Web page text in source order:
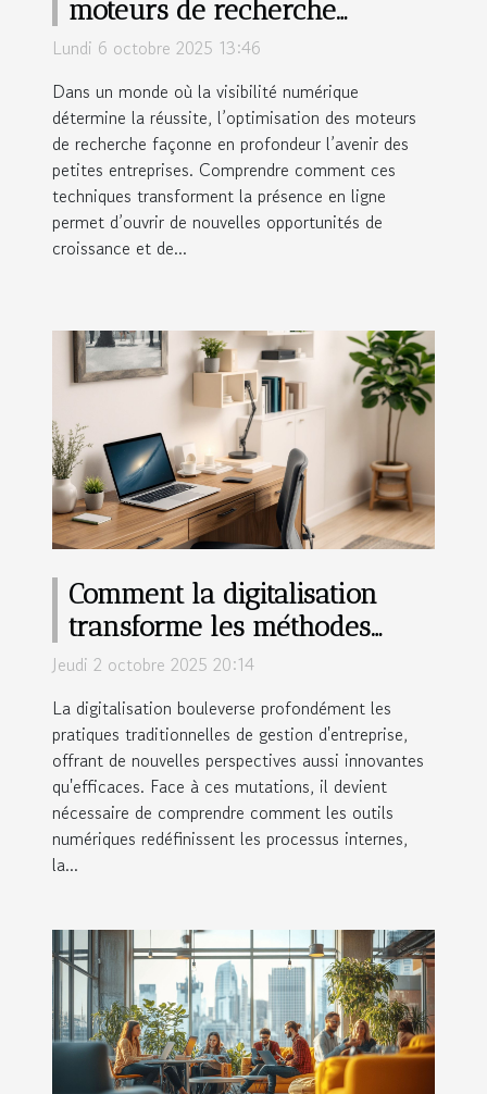
moteurs de recherche
transforme-t-elle les petites
Lundi 6 octobre 2025 13:46
Dans un monde où la visibilité numérique
détermine la réussite, l’optimisation des moteurs
de recherche façonne en profondeur l’avenir des
petites entreprises. Comprendre comment ces
techniques transforment la présence en ligne
permet d’ouvrir de nouvelles opportunités de
croissance et de...
Comment la digitalisation
transforme les méthodes
traditionnelles de gestion
Jeudi 2 octobre 2025 20:14
La digitalisation bouleverse profondément les
pratiques traditionnelles de gestion d'entreprise,
offrant de nouvelles perspectives aussi innovantes
qu'efficaces. Face à ces mutations, il devient
nécessaire de comprendre comment les outils
numériques redéfinissent les processus internes,
la...